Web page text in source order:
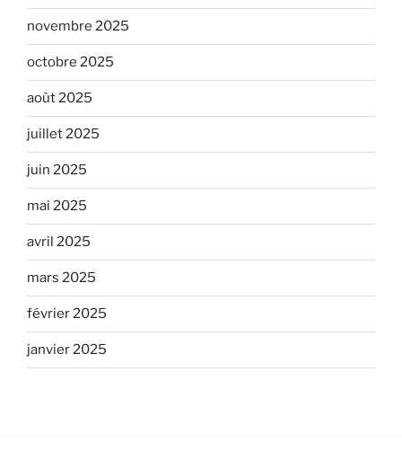
novembre 2025
octobre 2025
août 2025
juillet 2025
juin 2025
mai 2025
avril 2025
mars 2025
février 2025
janvier 2025